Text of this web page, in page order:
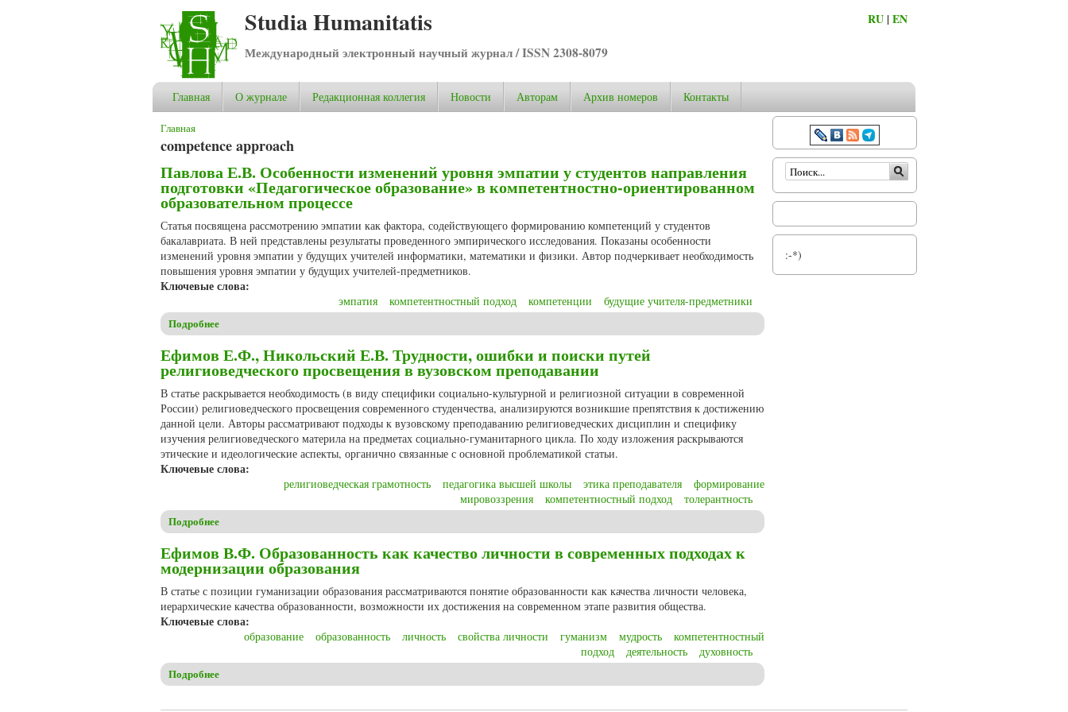
Studia Humanitatis
Международный электронный научный журнал / ISSN 2308-8079
RU |EN
Главная О журнале Редакционная коллегия Новости Авторам Архив номеров Контакты
Вы здесь
Главная
competence approach
Павлова Е.В. Особенности изменений уровня эмпатии у студентов направления
подготовки «Педагогическое образование» в компетентностно-ориентированном
образовательном процессе
Статья посвящена рассмотрению эмпатии как фактора, содействующего формированию компетенций у студентов
бакалавриата. В ней представлены результаты проведенного эмпирического исследования. Показаны особенности
изменений уровня эмпатии у будущих учителей информатики, математики и физики. Автор подчеркивает необходимость
повышения уровня эмпатии у будущих учителей-предметников.
Ключевые слова:
эмпатия компетентностный подход компетенции будущие учителя-предметники
Подробнее
процессе
Ефимов Е.Ф., Никольский Е.В. Трудности, ошибки и поиски путей
религиоведческого просвещения в вузовском преподавании
В статье раскрывается необходимость (в виду специфики социально-культурной и религиозной ситуации в современной
России) религиоведческого просвещения современного студенчества, анализируются возникшие препятствия к достижению
данной цели. Авторы рассматривают подходы к вузовскому преподаванию религиоведческих дисциплин и специфику
изучения религиоведческого материла на предметах социально-гуманитарного цикла. По ходу изложения раскрываются
этические и идеологические аспекты, органично связанные с основной проблематикой статьи.
Ключевые слова:
религиоведческая грамотность педагогика высшей школы этика преподавателя
формирование
мировоззрения
компетентностный подход толерантность
Подробнее
Ефимов В.Ф. Образованность как качество личности в современных подходах к
модернизации образования
В статье с позиции гуманизации образования рассматриваются понятие образованности как качества личности человека,
иерархические качества образованности, возможности их достижения на современном этапе развития общества.
Ключевые слова:
образование образованность личность свойства личности гуманизм мудрость
компетентностный
подход
деятельность духовность
Подробнее
Форма поиска
:-*)